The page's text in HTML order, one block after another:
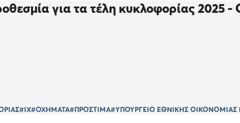
για τα τέλη κυκλοφορίας 2025
#ΙΧ#ΟΧΗΜΑΤΑ#ΠΡΟΣΤΙΜΑ#ΥΠΟΥΡΓΕΙΟ ΕΘΝΙΚΗΣ